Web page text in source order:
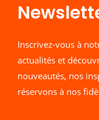
Inscrivez-vous à
actualités et
nouveautés, nos
réservons à nos